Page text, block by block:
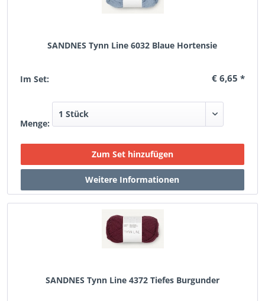
SANDNES Tynn Line 6032 Blaue Hortensie
Im Set: € 6,65 *
Menge:
SANDNES Tynn Line 4372 Tiefes Burgunder